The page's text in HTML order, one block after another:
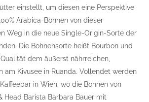
einstellt, um diesen eine Perspektive
Arabica-Bohnen von dieser
Weg in die neue Single-Origin-Sorte der
Die Bohnensorte heißt Bourbon und
dem äußerst nährreichen,
am Kivusee in Ruanda. Vollendet werden
in Wien, wo die Bohnen von
Head Barista Barbara Bauer mit